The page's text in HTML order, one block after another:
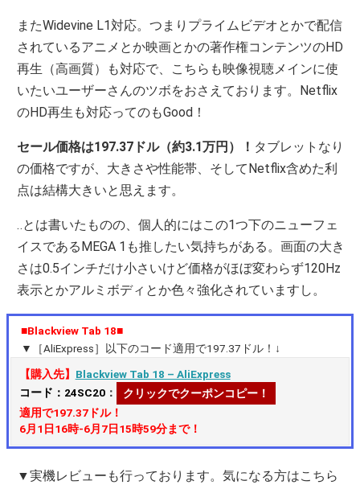
またWidevine L1対応。つまりプライムビデオとかで配信
されているアニメとか映画とかの著作権コンテンツのHD
再生（高画質）も対応で、こちらも映像視聴メインに使
いたいユーザーさんのツボをおさえております。Netflix
のHD再生も対応ってのもGood！
セール価格は197.37ドル（約3.1万円）！ タブレットなり
の価格ですが、大きさや性能帯、そしてNetflix含めた利
点は結構大きいと思えます。
‥とは書いたものの、個人的にはこの1つ下のニューフェ
イスであるMEGA 1も推したい気持ちがある。画面の大き
さは0.5インチだけ小さいけど価格がほぼ変わらず120Hz
表示とかアルミボディとか色々強化されていますし。
■Blackview Tab 18■
▼［AliExpress］以下のコード適用で197.37ドル！↓
【購入先】 Blackview Tab 18 – AliExpress
コード：24SC20：
クリックでクーポンコピー！
適用で197.37ドル！
6月1日16時-6月7日15時59分まで！
▼実機レビューも行っております。気になる方はこちら